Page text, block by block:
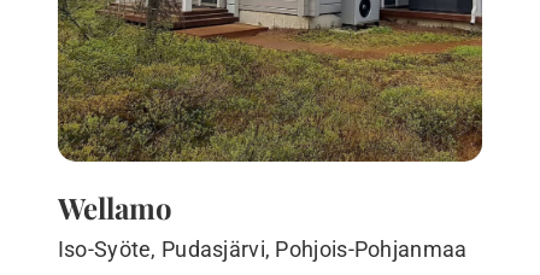
Wellamo
Iso-Syöte, Pudasjärvi, Pohjois-Pohjanmaa